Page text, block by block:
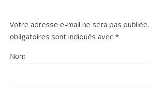
Votre adresse e-mail ne sera pas publiée.
obligatoires sont indiqués avec *
Nom